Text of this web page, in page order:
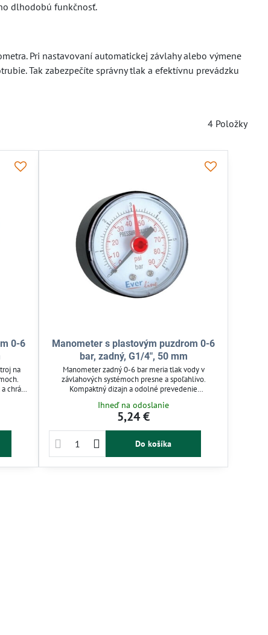
dlhodobú funkčnosť.
Pri nastavovaní automatickej závlahy alebo výmene
Tak zabezpečíte správny tlak a efektívnu prevádzku
4 Položky
0-6
na
chráni
Manometer s plastovým puzdrom 0-6
bar, zadný, G1/4", 50 mm
Manometer zadný 0-6 bar meria tlak vody v
závlahových systémoch presne a spoľahlivo.
Kompaktný dizajn a odolné prevedenie
skleníky aj automatické zavlažovanie. Jednoduchá
inštalácia umožňuje rýchlu kontrolu a úpravu tlaku
Ihneď na odoslanie
5,24 €
Do košíka